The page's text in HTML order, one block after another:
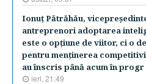
Ionuţ Pătrăhău,
antreprenori adoptarea
este o opţiune de viitor, ci o
pentru menţinerea
au înscris până acum în progr
ieri, 21:49